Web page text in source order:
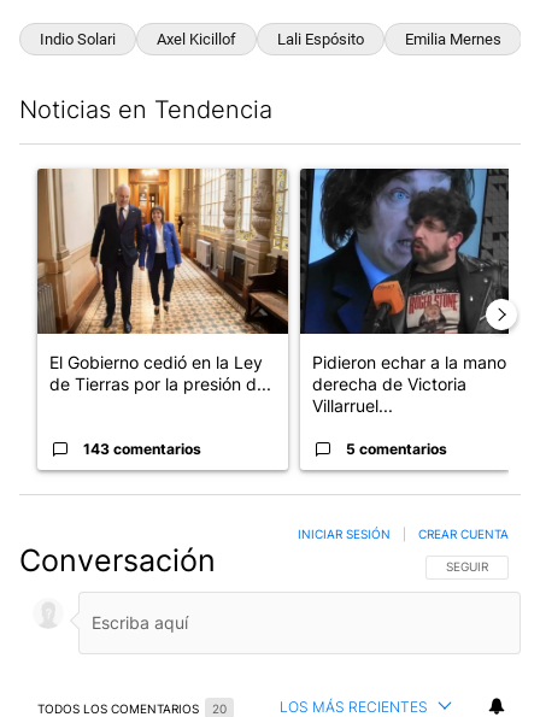
Indio Solari Axel Kicillof Lali Espósito Emilia Mernes
Noticias en Tendencia
Un artículo de tendencia con el título "El Gobierno cedió en
El Gobierno cedió en la Ley
de Tierras por la presión d...
143 comentarios
Un artículo de tendencia con
Pidieron echar a la mano
derecha de Victoria
Villarruel...
5 comentarios
Conversación SIGA ESTA
SEGUIR
INICIAR SESIÓN CREAR CUENTA
TODOS LOS COMENTARIOS 20 LOS MÁS RECIENTES